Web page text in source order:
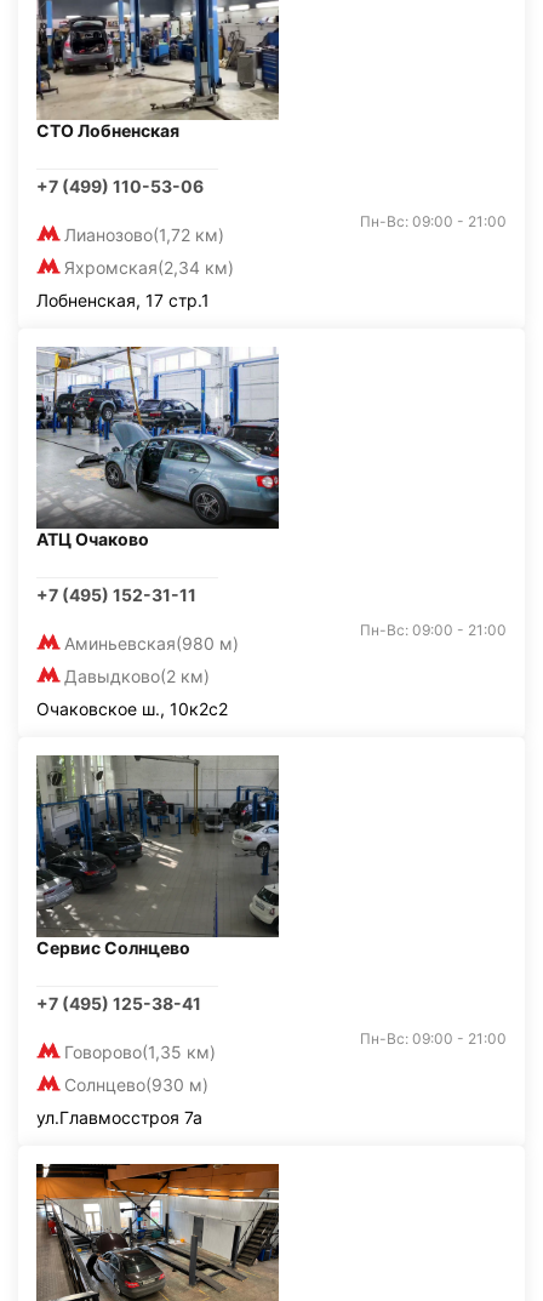
СТО Лобненская
+7 (499) 110-53-06
Лианозово(1,72 км)
Яхромская(2,34 км)
Пн-Вс: 09:00 - 21:00
Лобненская, 17 стр.1
АТЦ Очаково
+7 (495) 152-31-11
Аминьевская(980 м)
Давыдково(2 км)
Пн-Вс: 09:00 - 21:00
Очаковское ш., 10к2с2
Сервис Солнцево
+7 (495) 125-38-41
Говорово(1,35 км)
Солнцево(930 м)
Пн-Вс: 09:00 - 21:00
ул.Главмосстроя 7а